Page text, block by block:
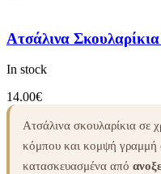
Ατσάλινα
In stock
14.00€
Ατσάλινα σκουλαρίκια σε
κόμπου και κομψή γραμμή
κατασκευασμένα από